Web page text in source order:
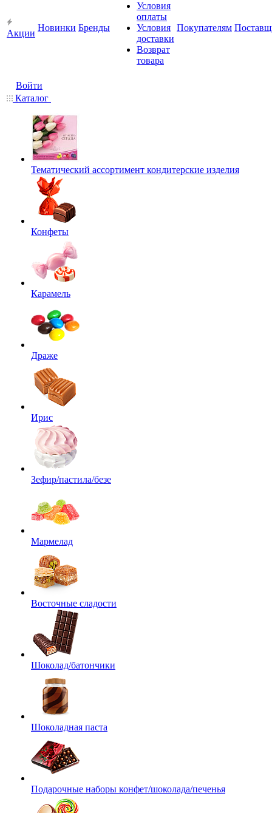
Акции
Новинки Бренды
Условия
оплаты
Условия
доставки
Возврат
товара
Покупателям
Войти
Каталог
Тематический ассортимент кондитерские изделия
Конфеты
Карамель
Драже
Ирис
Зефир/пастила/безе
Мармелад
Восточные сладости
Шоколад/батончики
Шоколадная паста
Подарочные наборы конфет/шоколада/печенья